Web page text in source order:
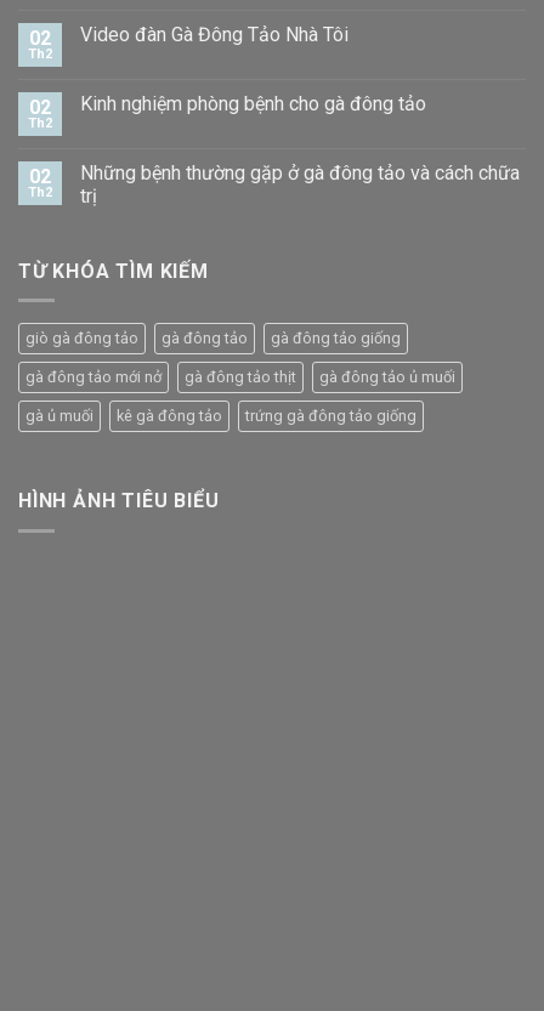
02
Th2
Video đàn Gà Đông Tảo Nhà Tôi
02
Th2
Kinh nghiệm phòng bệnh cho gà đông tảo
02
Th2
Những bệnh thường gặp ở gà đông tảo và cách chữa
trị
TỪ KHÓA TÌM KIẾM
giò gà đông tảo gà đông tảo gà đông tảo giống
gà đông tảo mới nở gà đông tảo thịt gà đông tảo ủ muối
gà ủ muối kê gà đông tảo trứng gà đông tảo giống
HÌNH ẢNH TIÊU BIỂU